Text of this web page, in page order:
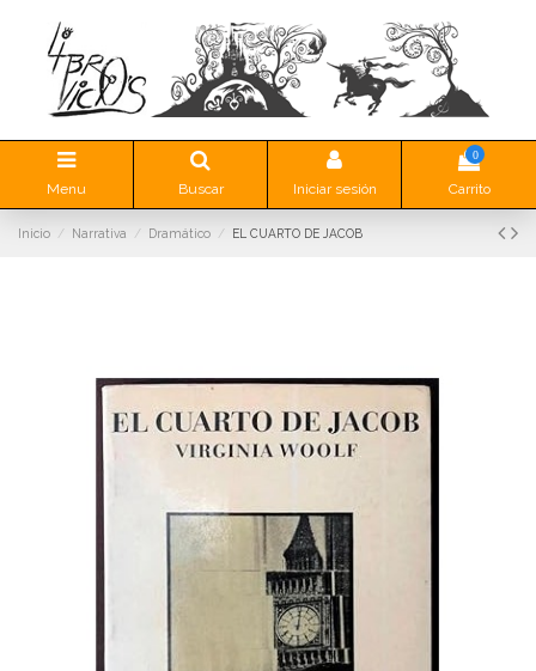
Menu Buscar Iniciar sesión
0
Carrito
Inicio Narrativa Dramático EL CUARTO DE JACOB